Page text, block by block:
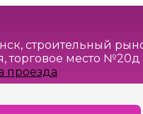
строительный
торговое место №20д
проезда